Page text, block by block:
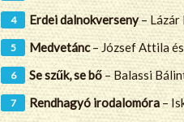
Erdei dalnokverseny– Lázár
Medvetánc– József Attila és
Se szűk, se bő– Balassi
Rendhagyó irodalomóra –